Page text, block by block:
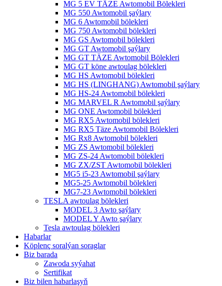
MG 5 EV TÄZE Awtomobil Bölekleri
MG 550 Awtomobil şaýlary
MG 6 Awtomobil bölekleri
MG 750 Awtomobil bölekleri
MG GS Awtomobil bölekleri
MG GT Awtomobil şaýlary
MG GT TÄZE Awtomobil Bölekleri
MG GT köne awtoulag bölekleri
MG HS Awtomobil bölekleri
MG HS (LINGHANG) Awtomobil şaýlary
MG HS-24 Awtomobil bölekleri
MG MARVEL R Awtomobil şaýlary
MG ONE Awtomobil bölekleri
MG RX5 Awtomobil bölekleri
MG RX5 Täze Awtomobil Bölekleri
MG Rx8 Awtomobil bölekleri
MG ZS Awtomobil bölekleri
MG ZS-24 Awtomobil bölekleri
MG ZX/ZST Awtomobil bölekleri
MG5 i5-23 Awtomobil şaýlary
MG5-25 Awtomobil bölekleri
MG7-23 Awtomobil bölekleri
TESLA awtoulag bölekleri
MODEL 3 Awto şaýlary
MODEL Y Awto şaýlary
Tesla awtoulag bölekleri
Habarlar
Köplenç soralýan soraglar
Biz barada
Zawoda syýahat
Sertifikat
Biz bilen habarlaşyň